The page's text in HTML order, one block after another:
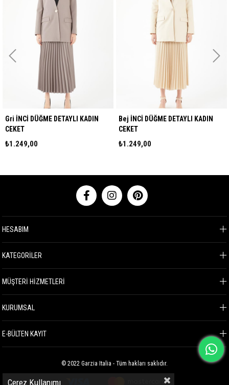
DÜĞME DETAYLI KADIN
Bej İNCİ DÜĞME DETAYLI KADIN
CEKET
₺1.249,00
HESABIM
KATEGORİLER
MÜŞTERİ HİZMETLERİ
KURUMSAL
E-BÜLTEN KAYIT
© 2022 Garzia Italia - Tüm hakları saklıdır.
Çerez Kullanımı